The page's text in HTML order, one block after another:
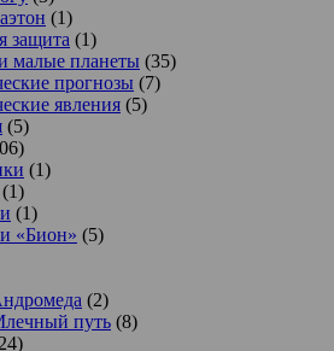
(1)
защита (1)
малые планеты (35)
прогнозы (7)
явления (5)
(5)
(1)
(1)
(1)
«Бион» (5)
(2)
путь (8)